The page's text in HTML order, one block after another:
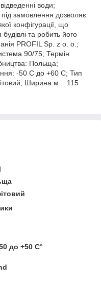
води;
замовлення дозволяє
конфігурації, що
та робить його
PROFIL Sp. z o. o.;
90/75; Термін
Польща;
-50 С до +60 С; Тип
Ширина м.: .115
до +50 С°